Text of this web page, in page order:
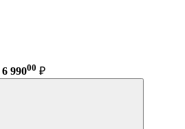
6 99000 ₽